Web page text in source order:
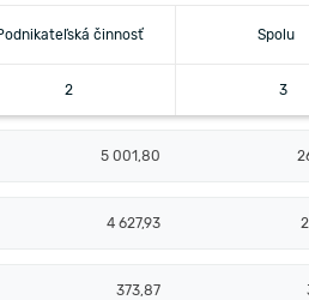
činnosť Spolu
2 3
5 001,80
4 627,93
373,87